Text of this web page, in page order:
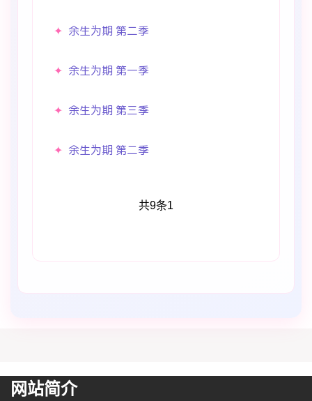
余生为期 第二季
余生为期 第一季
余生为期 第三季
余生为期 第二季
共9条1
网站简介